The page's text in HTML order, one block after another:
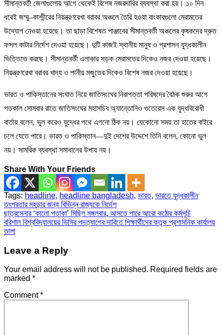
সীমান্তবর্তী জেলাগুলোয় আগে থেকেই বিশেষ নজরদারির ব্যবস্থা করা হয়। ১০ দিন
ধরেই জম্মু–কাশ্মীরের নিয়ন্ত্রণরেখা বরাবর অঞ্চলে তৈরি হওয়া বাংকারগুলো মেরামতের
উদ্যোগ নেওয়া হয়েছে। তা ছাড়া বিশেষত পাঞ্জাবের সীমান্তবর্তী অঞ্চলের কৃষকদের দ্রুত
ফসল কাটার নির্দেশ দেওয়া হয়েছে। দুটি কাজই স্থানীয় মানুষ ও প্রশাসন যুদ্ধকালীন
ভিত্তিতে করছে। সীমান্তবর্তী এলাকার সড়ক মেরামতের দিকেও নজর দেওয়া হয়েছে।
নিয়ন্ত্রণরেখা বরাবর খাদ্য ও পানীয় মজুতের দিকেও বিশেষ নজর দেওয়া হয়েছে।
ভারত ও পাকিস্তানের সংঘাত নিয়ে জাতিসংঘের নিরাপত্তা পরিষদের বৈঠক শুরুর আগে
গতকাল সোমবার রাতে জাতিসংঘের মহাসচিব অ্যান্তোনিও গুতেরেস এক যুদ্ধবিরোধী
বার্তায় বলেন, ভুল করেও যুদ্ধের পথে এগনো ঠিক নয়। যেকোনো সময় তা হাতের বাইরে
চলে যেতে পারে। ভারত ও পাকিস্তান—দুই দেশের উদ্দেশে তিনি বলেন, কোনো ভুল
নয়। সামরিক ব্যবস্থা সমাধানের উপায় নয়।
Share With Your Friends
Tags: headline, headline bangladesh, ভারত, ভারতে যুদ্ধকালীন
তৎপরতার মহড়ার জন্য বিভিন্ন রাজ্যকে নির্দেশ
Post
navigation
ছাত্রসেনার ‘কালো পতাকা’ মিছিল মঙ্গলবার, আসতে পারে আরো কঠোর কর্মসূচি
বরিশাল বিশ্ববিদ্যালয়ের ভিসির পদত্যাগের দাবিতে শিক্ষার্থীদের কতৃক প্রশাসনিক কার্যালয়
তালা
Leave a Reply
Your email address will not be published. Required fields are
marked *
Comment*